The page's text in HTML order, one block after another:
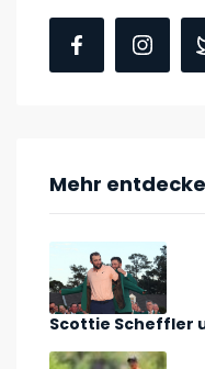
Mehr
Scottie Scheffler